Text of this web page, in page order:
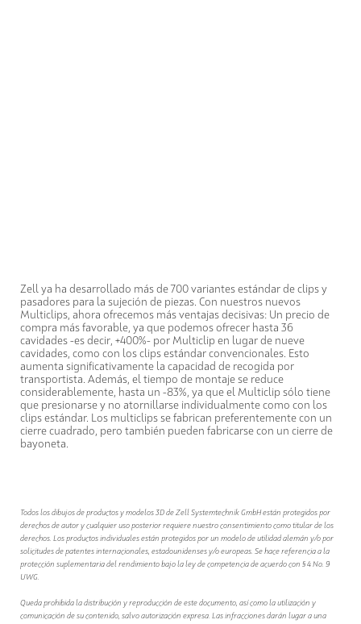
Zell ya ha desarrollado más de 700 variantes estándar de clips y
pasadores para la sujeción de piezas. Con nuestros nuevos
Multiclips, ahora ofrecemos más ventajas decisivas: Un precio de
compra más favorable, ya que podemos ofrecer hasta 36
cavidades -es decir, +400%- por Multiclip en lugar de nueve
cavidades, como con los clips estándar convencionales. Esto
aumenta significativamente la capacidad de recogida por
transportista. Además, el tiempo de montaje se reduce
considerablemente, hasta un -83%, ya que el Multiclip sólo tiene
que presionarse y no atornillarse individualmente como con los
clips estándar. Los multiclips se fabrican preferentemente con un
cierre cuadrado, pero también pueden fabricarse con un cierre de
bayoneta.
Todos los dibujos de productos y modelos 3D de Zell Systemtechnik GmbH están protegidos por
derechos de autor y cualquier uso posterior requiere nuestro consentimiento como titular de los
derechos. Los productos individuales están protegidos por un modelo de utilidad alemán y/o por
solicitudes de patentes internacionales, estadounidenses y/o europeas. Se hace referencia a la
protección suplementaria del rendimiento bajo la ley de competencia de acuerdo con § 4 No. 9
UWG.
Queda prohibida la distribución y reproducción de este documento, así como la utilización y
comunicación de su contenido, salvo autorización expresa. Las infracciones darán lugar a una